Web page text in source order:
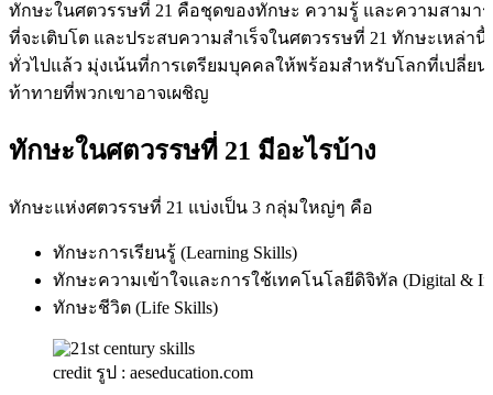
ทักษะในศตวรรษที่ 21 คือชุดของทักษะ ความรู้ และความสามา
ที่จะเติบโต และประสบความสำเร็จในศตวรรษที่ 21 ทักษะเหล่า
ทั่วไปแล้ว มุ่งเน้นที่การเตรียมบุคคลให้พร้อมสำหรับโลกที่เปลี่ยน
ท้าทายที่พวกเขาอาจเผชิญ
ทักษะในศตวรรษที่ 21 มีอะไรบ้าง
ทักษะแห่งศตวรรษที่ 21 แบ่งเป็น 3 กลุ่มใหญ่ๆ คือ
ทักษะการเรียนรู้ (Learning Skills)
ทักษะความเข้าใจและการใช้เทคโนโลยีดิจิทัล (Digital &
ทักษะชีวิต (Life Skills)
credit รูป : aeseducation.com